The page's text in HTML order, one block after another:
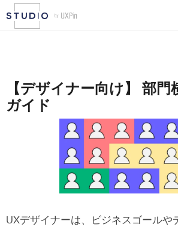
【デザイナー向け】 部門
ガイド
UXデザイナーは、ビジネスゴールや